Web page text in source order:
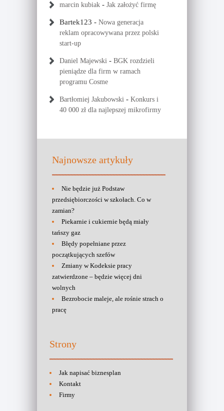
marcin kubiak - Jak założyć firmę
Bartek123 - Nowa generacja
reklam opracowywana przez polski
start-up
Daniel Majewski - BGK rozdzieli
pieniądze dla firm w ramach
programu Cosme
Bartłomiej Jakubowski - Konkurs i
40 000 zł dla najlepszej mikrofirmy
Najnowsze artykuły
Nie będzie już Podstaw
przedsiębiorczości w szkołach. Co w
zamian?
Piekarnie i cukiernie będą miały
tańszy gaz
Błędy popełniane przez
początkujących szefów
Zmiany w Kodeksie pracy
zatwierdzone – będzie więcej dni
wolnych
Bezrobocie maleje, ale rośnie strach o
pracę
Strony
Jak napisać biznesplan
Kontakt
Firmy